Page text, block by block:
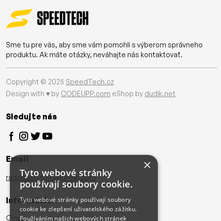
Sme tu pre vás, aby sme vám pomohli s výberom správneho
produktu. Ak máte otázky, neváhajte nás kontaktovať.
Copyright © 2025 SpeedTech.cz
Design with ♥ by CODEUPP.com eShop by dudik.net
Sledujte nás
Email
radoltech.s.r.o@gmail.com
Informácie
O nás
×
Tyto webové stránky
používají soubory cookie.
Tyto webové stránky používají soubory
cookie ke zlepšení uživatelského zážitku.
Používáním našich webových stránek